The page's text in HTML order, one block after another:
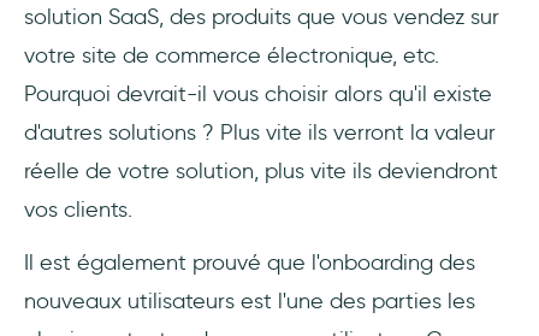
15- Les check-lists sont très utiles
solution SaaS, des produits que vous vendez sur
votre site de commerce électronique, etc.
Pourquoi devrait-il vous choisir alors qu'il existe
d'autres solutions ? Plus vite ils verront la valeur
réelle de votre solution, plus vite ils deviendront
vos clients.
Il est également prouvé que l'onboarding des
nouveaux utilisateurs est l'une des parties les